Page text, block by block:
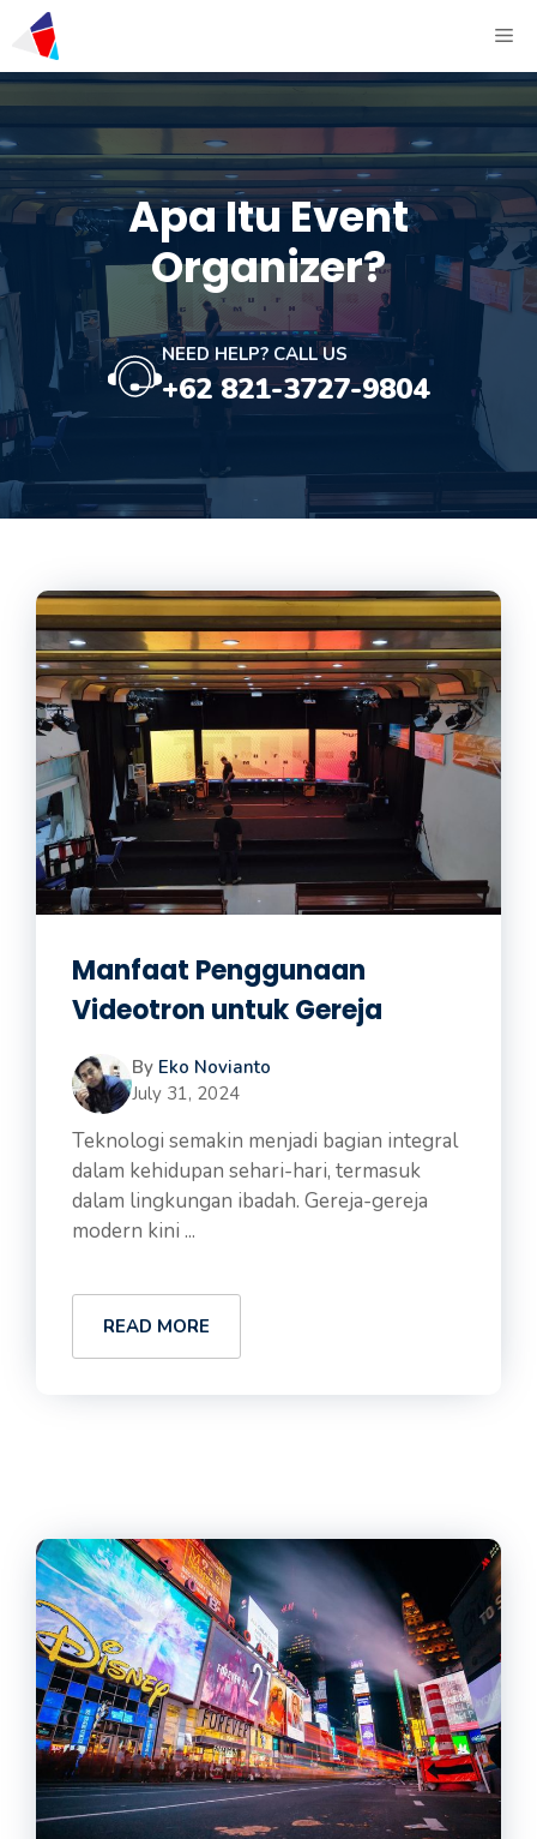
Apa Itu Event
Organizer?
NEED HELP? CALL US
+62 821-3727-9804
Manfaat Penggunaan
Videotron untuk Gereja
By Eko Novianto
July 31, 2024
Teknologi semakin menjadi bagian integral
dalam kehidupan sehari-hari, termasuk
dalam lingkungan ibadah. Gereja-gereja
modern kini ...
READ MORE